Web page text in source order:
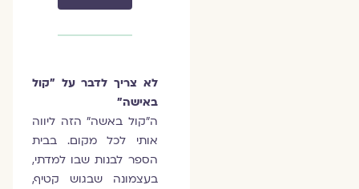
לא צריך לדבר על "קול
באישה"
ה"קול באשה" הזה ליווה
אותי לכל מקום. בבית
הספר לבנות שבו למדתי,
בעצמונה שבגוש קטיף,